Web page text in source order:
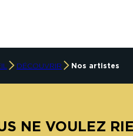
DÉCOUVRIR Nos artistes
NE VOULEZ